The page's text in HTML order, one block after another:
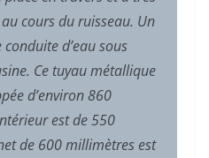
cours du ruisseau. Un
d’eau sous
Ce tuyau métallique
d’environ 860
est de 550
de 600 millimètres est